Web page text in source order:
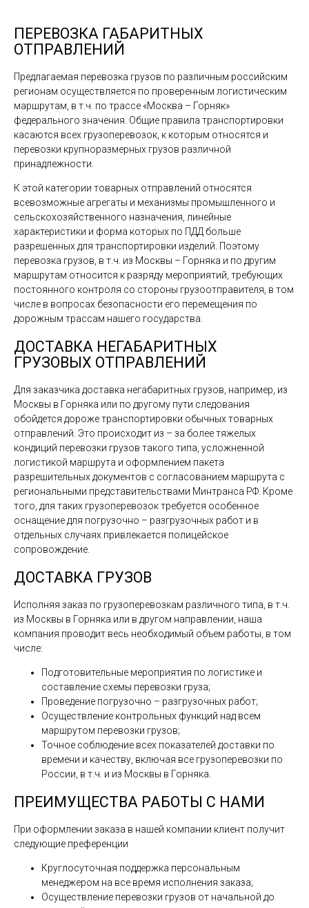
ПЕРЕВОЗКА ГАБАРИТНЫХ
ОТПРАВЛЕНИЙ
Предлагаемая перевозка грузов по различным российским
регионам осуществляется по проверенным логистическим
маршрутам, в т.ч. по трассе «Москва – Горняк»
федерального значения. Общие правила транспортировки
касаются всех грузоперевозок, к которым относятся и
перевозки крупноразмерных грузов различной
принадлежности.
К этой категории товарных отправлений относятся
всевозможные агрегаты и механизмы промышленного и
сельскохозяйственного назначения, линейные
характеристики и форма которых по ПДД больше
разрешенных для транспортировки изделий. Поэтому
перевозка грузов, в т.ч. из Москвы – Горняка и по другим
маршрутам относится к разряду мероприятий, требующих
постоянного контроля со стороны грузоотправителя, в том
числе в вопросах безопасности его перемещения по
дорожным трассам нашего государства.
ДОСТАВКА НЕГАБАРИТНЫХ
ГРУЗОВЫХ ОТПРАВЛЕНИЙ
Для заказчика доставка негабаритных грузов, например, из
Москвы в Горняка или по другому пути следования
обойдется дороже транспортировки обычных товарных
отправлений. Это происходит из – за более тяжелых
кондиций перевозки грузов такого типа, усложненной
логистикой маршрута и оформлением пакета
разрешительных документов с согласованием маршрута с
региональными представительствами Минтранса РФ. Кроме
того, для таких грузоперевозок требуется особенное
оснащение для погрузочно – разгрузочных работ и в
отдельных случаях привлекается полицейское
сопровождение.
ДОСТАВКА ГРУЗОВ
Исполняя заказ по грузоперевозкам различного типа, в т.ч.
из Москвы в Горняка или в другом направлении, наша
компания проводит весь необходимый объем работы, в том
числе:
Подготовительные мероприятия по логистике и
составление схемы перевозки груза;
Проведение погрузочно – разгрузочных работ;
Осуществление контрольных функций над всем
маршрутом перевозки грузов;
Точное соблюдение всех показателей доставки по
времени и качеству, включая все грузоперевозки по
России, в т.ч. и из Москвы в Горняка.
ПРЕИМУЩЕСТВА РАБОТЫ С НАМИ
При оформлении заказа в нашей компании клиент получит
следующие преференции
Круглосуточная поддержка персональным
менеджером на все время исполнения заказа;
Осуществление перевозки грузов от начальной до